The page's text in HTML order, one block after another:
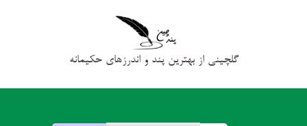
گلچینی از بهترین پند و اندرزهای حکیمانه